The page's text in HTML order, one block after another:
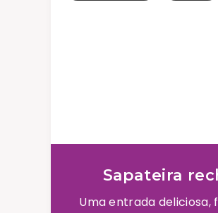
Sapateira
Uma entrada deliciosa,